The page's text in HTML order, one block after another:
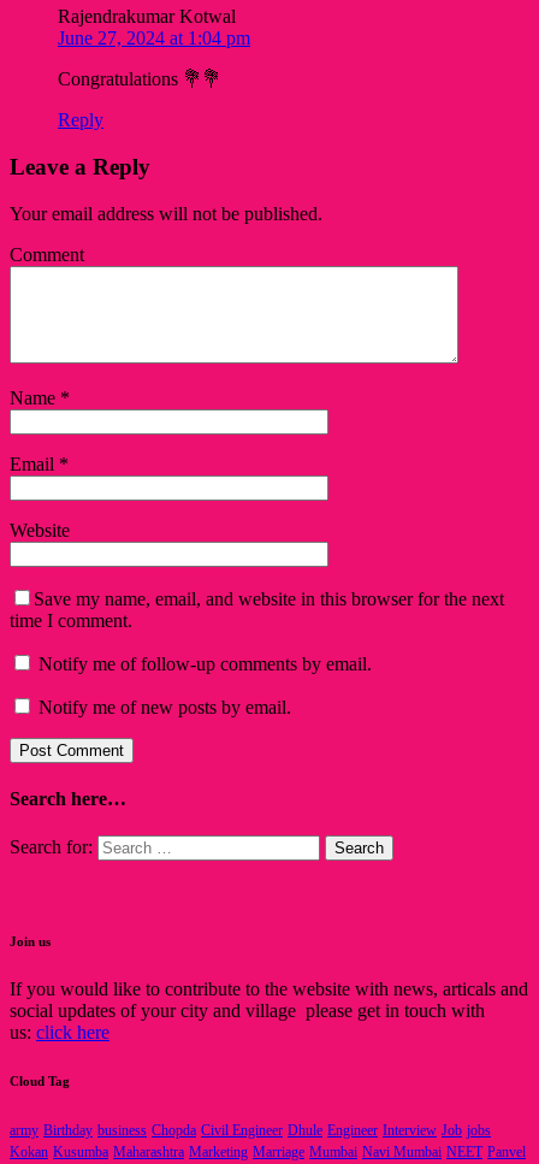
Rajendrakumar Kotwal
June 27, 2024 at 1:04 pm
Congratulations 💐💐
Reply
Leave a Reply
Your email address will not be published.
Comment
Name *
Email *
Website
Save my name, email, and website in this browser for the next
time I comment.
Notify me of follow-up comments by email.
Notify me of new posts by email.
Search here…
Search for:
Join us
If you would like to contribute to the website with news, articals and
social updates of your city and village please get in touch with
us: click here
Cloud Tag
army Birthday business Chopda Civil Engineer Dhule Engineer Interview Job jobs
Kokan Kusumba Maharashtra Marketing Marriage Mumbai Navi Mumbai NEET Panvel